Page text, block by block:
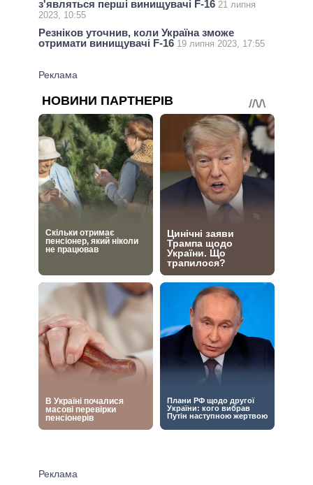
з'являться перші винищувачі F-16 21 липня
2023, 10:55
Резніков уточнив, коли Україна зможе
отримати винищувачі F-16 19 липня 2023, 17:55